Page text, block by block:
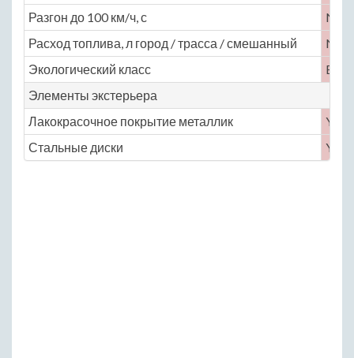
Разгон до 100 км/ч, с
No
Расход топлива, л город / трасса / смешанный
No
Экологический класс
Euro
Элементы экстерьера
Лакокрасочное покрытие металлик
Yes
Стальные диски
Yes